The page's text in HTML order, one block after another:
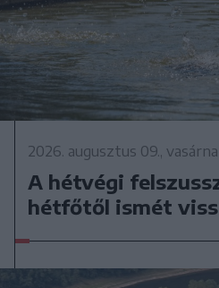
2026. augusztus 09.,
A hétvégi
hétfőtől ismét